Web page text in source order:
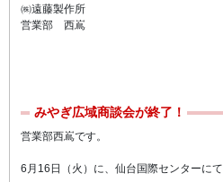
㈱遠藤製作所
営業部 西嶌
みやぎ広域商談会が終了！
営業部西嶌です。
6月16日（火）に、仙台国際センターにて